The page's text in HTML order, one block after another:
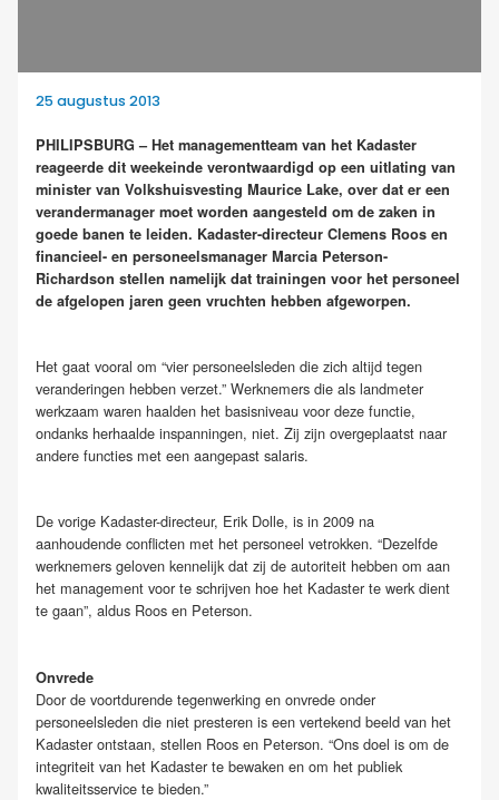
25 augustus 2013
PHILIPSBURG – Het managementteam van het Kadaster
reageerde dit weekeinde verontwaardigd op een uitlating van
minister van Volkshuisvesting Maurice Lake, over dat er een
verandermanager moet worden aangesteld om de zaken in
goede banen te leiden. Kadaster-directeur Clemens Roos en
financieel- en personeelsmanager Marcia Peterson-
Richardson stellen namelijk dat trainingen voor het personeel
de afgelopen jaren geen vruchten hebben afgeworpen.
Het gaat vooral om “vier personeelsleden die zich altijd tegen
veranderingen hebben verzet.” Werknemers die als landmeter
werkzaam waren haalden het basisniveau voor deze functie,
ondanks herhaalde inspanningen, niet. Zij zijn overgeplaatst naar
andere functies met een aangepast salaris.
De vorige Kadaster-directeur, Erik Dolle, is in 2009 na
aanhoudende conflicten met het personeel vetrokken. “Dezelfde
werknemers geloven kennelijk dat zij de autoriteit hebben om aan
het management voor te schrijven hoe het Kadaster te werk dient
te gaan”, aldus Roos en Peterson.
Onvrede
Door de voortdurende tegenwerking en onvrede onder
personeelsleden die niet presteren is een vertekend beeld van het
Kadaster ontstaan, stellen Roos en Peterson. “Ons doel is om de
integriteit van het Kadaster te bewaken en om het publiek
kwaliteitsservice te bieden.”